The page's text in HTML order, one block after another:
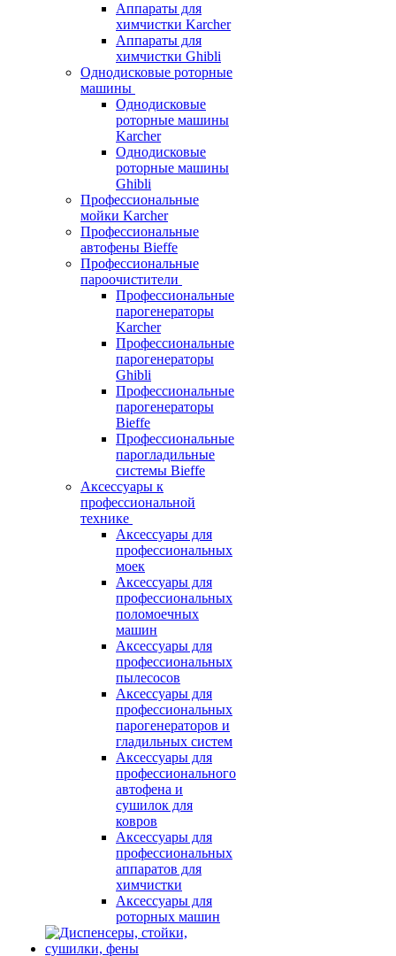
Аппараты для
химчистки Karcher
Аппараты для
химчистки Ghibli
Однодисковые роторные
машины
Однодисковые
роторные машины
Karcher
Однодисковые
роторные машины
Ghibli
Профессиональные
мойки Karcher
Профессиональные
автофены Bieffe
Профессиональные
пароочистители
Профессиональные
парогенераторы
Karcher
Профессиональные
парогенераторы
Ghibli
Профессиональные
парогенераторы
Bieffe
Профессиональные
парогладильные
системы Bieffe
Аксессуары к
профессиональной
технике
Аксессуары для
профессиональных
моек
Аксессуары для
профессиональных
поломоечных
машин
Аксессуары для
профессиональных
пылесосов
Аксессуары для
профессиональных
парогенераторов и
гладильных систем
Аксессуары для
профессионального
автофена и
сушилок для
ковров
Аксессуары для
профессиональных
аппаратов для
химчистки
Аксессуары для
роторных машин